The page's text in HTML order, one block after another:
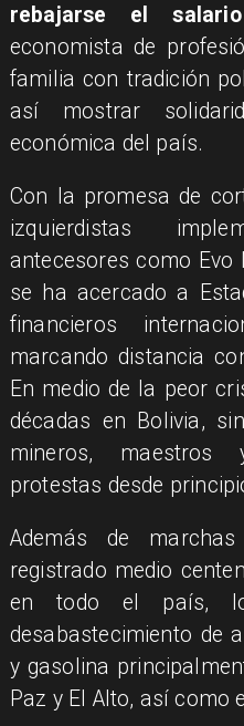
rebajarse el
economista de
familia con tradición
así mostrar
económica del país.
Con la promesa de
izquierdistas
antecesores como Evo
se ha acercado a
financieros
marcando distancia
En medio de la peor
décadas en Bolivia,
mineros, maestros
protestas desde
Además de
registrado medio
en todo el país,
desabastecimiento de
y gasolina
Paz y El Alto, así como